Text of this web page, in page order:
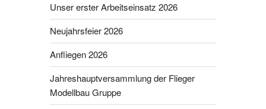
Unser erster Arbeitseinsatz 2026
Neujahrsfeier 2026
Anfliegen 2026
Jahreshauptversammlung der Flieger
Modellbau Gruppe